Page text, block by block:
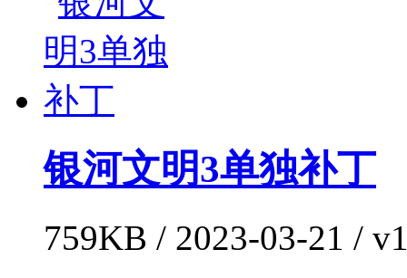
银河文明3单独补丁
759KB / 2023-03-21 /